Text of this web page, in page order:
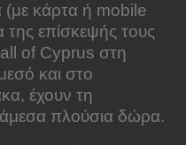
(με κάρτα ή mobile
της επίσκεψής τους
of Cyprus στη
και στο
έχουν τη
πλούσια δώρα.